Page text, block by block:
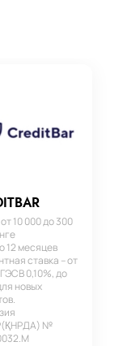
10 000 до 300
12 месяцев
ставка – от
0,10%, до
новых
№